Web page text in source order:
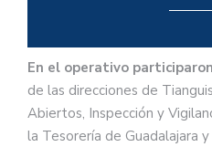
En el operativo
de las direcciones de
Abiertos, Inspección y
la Tesorería de Guadalajara